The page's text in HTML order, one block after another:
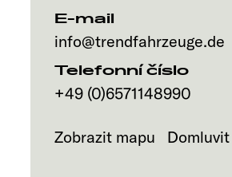
E-mail
info@trendfahrzeuge.de
Telefonní číslo
+49 (0)6571148990
Zobrazit mapu